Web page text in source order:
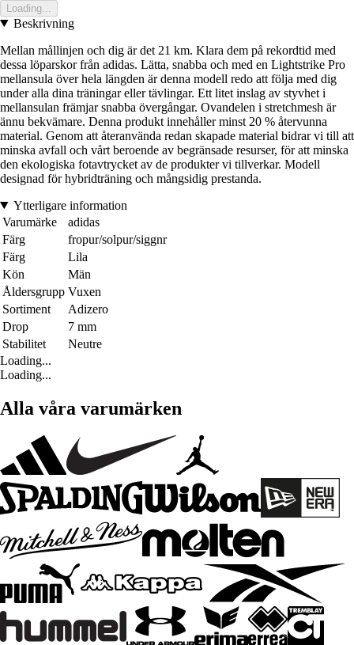
Loading...
Beskrivning
Mellan mållinjen och dig är det 21 km. Klara dem på rekordtid med
dessa löparskor från adidas. Lätta, snabba och med en Lightstrike Pro
mellansula över hela längden är denna modell redo att följa med dig
under alla dina träningar eller tävlingar. Ett litet inslag av styvhet i
mellansulan främjar snabba övergångar. Ovandelen i stretchmesh är
ännu bekvämare. Denna produkt innehåller minst 20 % återvunna
material. Genom att återanvända redan skapade material bidrar vi till att
minska avfall och vårt beroende av begränsade resurser, för att minska
den ekologiska fotavtrycket av de produkter vi tillverkar. Modell
designad för hybridträning och mångsidig prestanda.
Ytterligare information
Varumärke
adidas
Färg
fropur/solpur/siggnr
Färg
Lila
Kön
Män
Åldersgrupp Vuxen
Sortiment
Adizero
Drop
7 mm
Stabilitet
Neutre
Loading...
Loading...
Alla våra varumärken